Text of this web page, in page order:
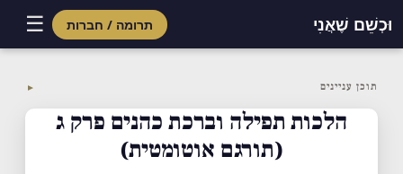
וּכְשֵׁם שֶׁאֲנִי תרומה / חברות ☰
content
תוכן עניינים ▼
הלכות תפילה וברכת כהנים פרק ג
(תורגם אוטומטית)